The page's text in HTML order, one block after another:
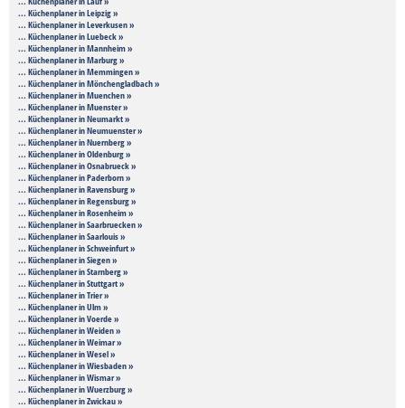
... Küchenplaner in Leipzig »
... Küchenplaner in Leverkusen »
... Küchenplaner in Luebeck »
... Küchenplaner in Mannheim »
... Küchenplaner in Marburg »
... Küchenplaner in Memmingen »
... Küchenplaner in Mönchengladbach »
... Küchenplaner in Muenchen »
... Küchenplaner in Muenster »
... Küchenplaner in Neumarkt »
... Küchenplaner in Neumuenster »
... Küchenplaner in Nuernberg »
... Küchenplaner in Oldenburg »
... Küchenplaner in Osnabrueck »
... Küchenplaner in Paderborn »
... Küchenplaner in Ravensburg »
... Küchenplaner in Regensburg »
... Küchenplaner in Rosenheim »
... Küchenplaner in Saarbruecken »
... Küchenplaner in Saarlouis »
... Küchenplaner in Schweinfurt »
... Küchenplaner in Siegen »
... Küchenplaner in Starnberg »
... Küchenplaner in Stuttgart »
... Küchenplaner in Trier »
... Küchenplaner in Ulm »
... Küchenplaner in Voerde »
... Küchenplaner in Weiden »
... Küchenplaner in Weimar »
... Küchenplaner in Wesel »
... Küchenplaner in Wiesbaden »
... Küchenplaner in Wismar »
... Küchenplaner in Wuerzburg »
... Küchenplaner in Zwickau »